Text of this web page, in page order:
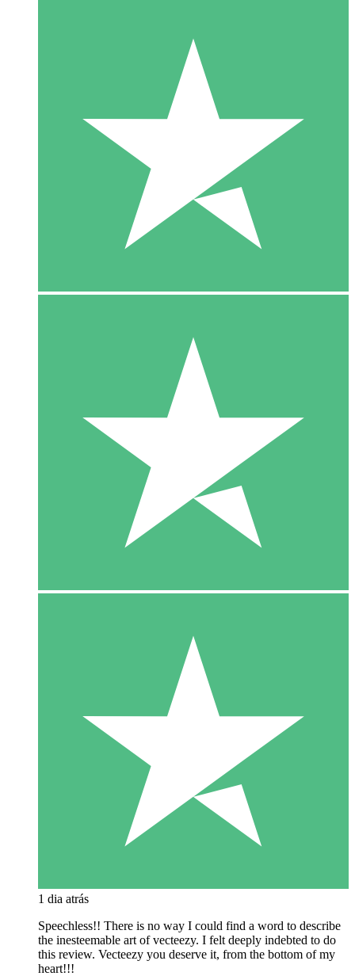
1 dia atrás
Speechless!! There is no way I could find a word to describe
the inesteemable art of vecteezy. I felt deeply indebted to do
this review. Vecteezy you deserve it, from the bottom of my
heart!!!